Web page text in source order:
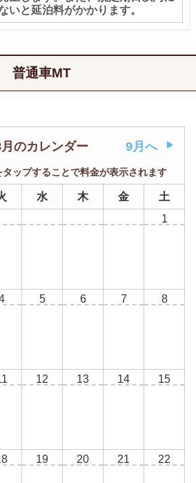
いと延泊料がかかります。
普通車MT
のカレンダー 9月へ
ップすることで料金が表示されます
水 木 金
土
1
5 6 7 8
12 13 14 15
19 20 21 22